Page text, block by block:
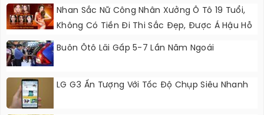
Nhan Sắc Nữ Công Nhân Xưởng Ô Tô 19 Tuổi,
Không Có Tiền Đi Thi Sắc Đẹp, Được Á Hậu Hỗ
Trợ Quần Áo
Buôn Ôtô Lãi Gấp 5-7 Lần Năm Ngoái
LG G3 Ấn Tượng Với Tốc Độ Chụp Siêu Nhanh